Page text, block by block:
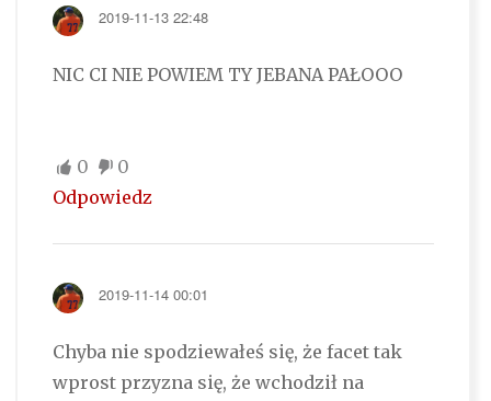
2019-11-13 22:48
NIC CI NIE POWIEM TY JEBANA PAŁOOO
0
0
Odpowiedz
2019-11-14 00:01
Chyba nie spodziewałeś się, że facet tak
wprost przyzna się, że wchodził na